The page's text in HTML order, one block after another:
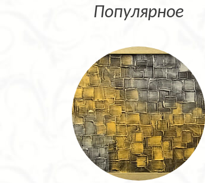
Популярное